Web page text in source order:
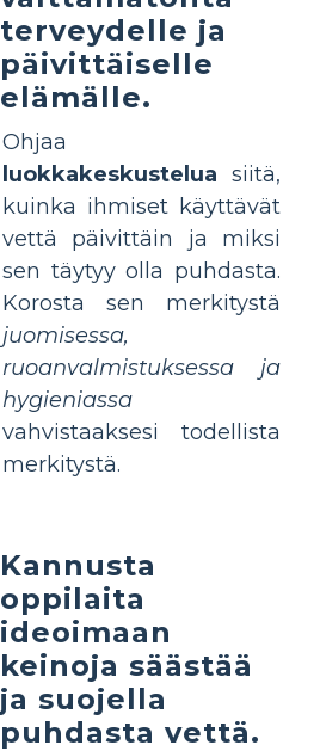
terveydelle ja
päivittäiselle
elämälle.
Ohjaa
luokkakeskustelua siitä,
kuinka ihmiset käyttävät
vettä päivittäin ja miksi
sen täytyy olla puhdasta.
Korosta sen merkitystä
juomisessa,
ruoanvalmistuksessa ja
hygieniassa
vahvistaaksesi todellista
merkitystä.
Kannusta
oppilaita
ideoimaan
keinoja säästää
ja suojella
puhdasta vettä.